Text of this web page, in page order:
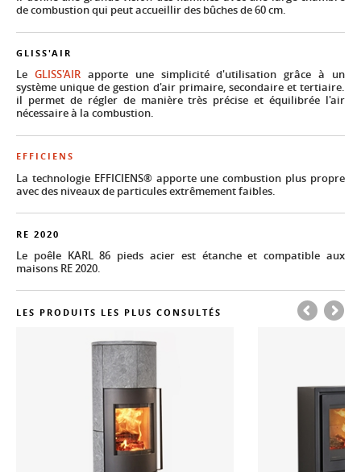
de combustion qui peut accueillir des bûches de 60 cm.
GLISS'AIR
Le GLISS'AIRapporte une simplicité d'utilisation grâce à un
système unique de gestion d'air primaire, secondaire et tertiaire.
il permet de régler de manière très précise et équilibrée l'air
nécessaire à la combustion.
EFFICIENS
La technologie EFFICIENS® apporte une combustion plus propre
avec des niveaux de particules extrêmement faibles.
RE 2020
Le poêle KARL 86 pieds acier est étanche et compatible aux
maisons RE 2020.
LES PRODUITS LES PLUS CONSULTÉS